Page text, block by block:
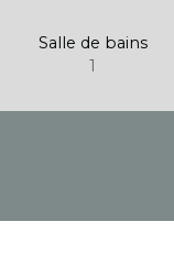
Salle de bains
1